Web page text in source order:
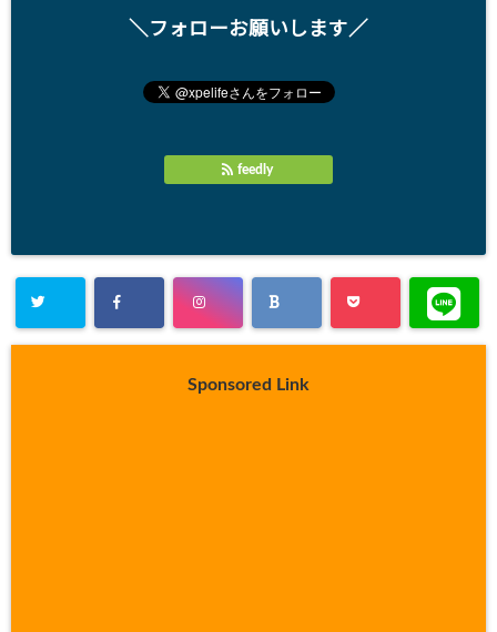
＼フォローお願いします／
feedly
Sponsored Link